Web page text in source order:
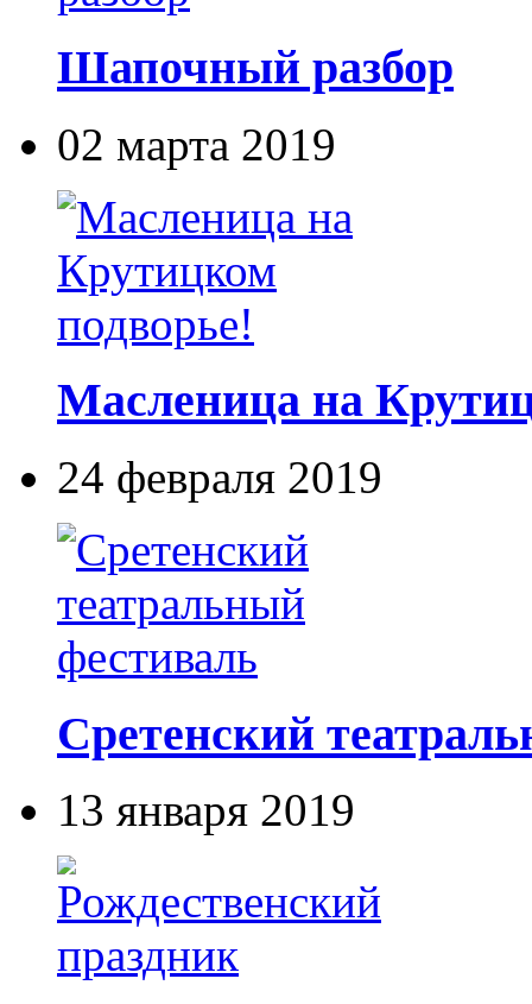
Шапочный разбор
02 марта 2019
Масленица на
24 февраля 2019
Сретенский
13 января 2019